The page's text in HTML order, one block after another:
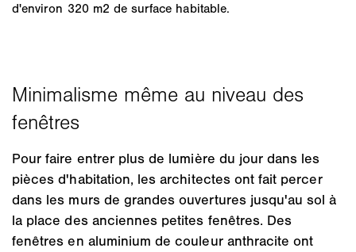
d'environ 320 m2 de surface habitable.
Pour faire entrer plus de lumière du jour dans les
pièces d'habitation, les architectes ont fait percer
dans les murs de grandes ouvertures jusqu'au sol à
la place des anciennes petites fenêtres. Des
fenêtres en aluminium de couleur anthracite ont